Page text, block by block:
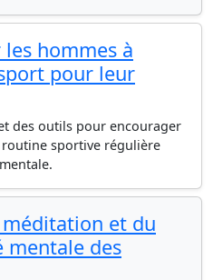
hommes à
pour leur
des outils pour encourager
sportive régulière
et du
mentale des